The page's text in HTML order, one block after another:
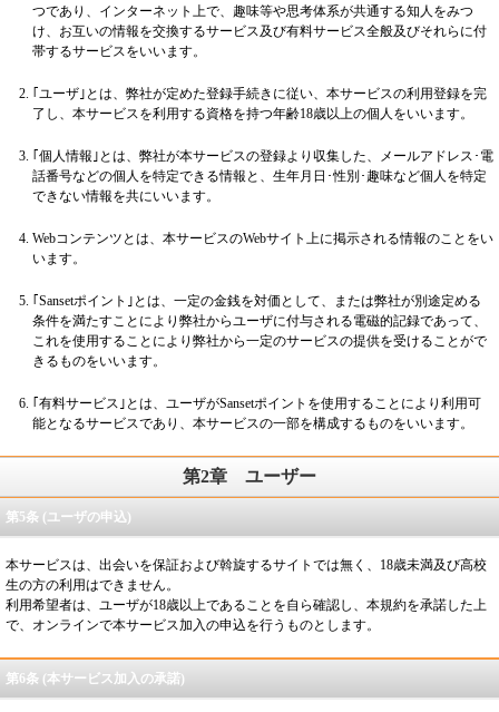
つであり、インターネット上で、趣味等や思考体系が共通する知人をみつ
け、お互いの情報を交換するサービス及び有料サービス全般及びそれらに付
帯するサービスをいいます。
｢ユーザ｣とは、弊社が定めた登録手続きに従い、本サービスの利用登録を完
了し、本サービスを利用する資格を持つ年齢18歳以上の個人をいいます。
｢個人情報｣とは、弊社が本サービスの登録より収集した、メールアドレス･電
話番号などの個人を特定できる情報と、生年月日･性別･趣味など個人を特定
できない情報を共にいいます。
Webコンテンツとは、本サービスのWebサイト上に掲示される情報のことをい
います。
｢Sansetポイント｣とは、一定の金銭を対価として、または弊社が別途定める
条件を満たすことにより弊社からユーザに付与される電磁的記録であって、
これを使用することにより弊社から一定のサービスの提供を受けることがで
きるものをいいます。
｢有料サービス｣とは、ユーザがSansetポイントを使用することにより利用可
能となるサービスであり、本サービスの一部を構成するものをいいます。
第2章 ユーザー
第5条 (ユーザの申込)
本サービスは、出会いを保証および斡旋するサイトでは無く、18歳未満及び高校
生の方の利用はできません。
利用希望者は、ユーザが18歳以上であることを自ら確認し、本規約を承諾した上
で、オンラインで本サービス加入の申込を行うものとします。
第6条 (本サービス加入の承諾)